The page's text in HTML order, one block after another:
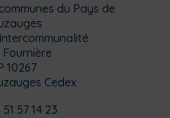
du Pays de
Fournière
10267
Cedex
57 14 23